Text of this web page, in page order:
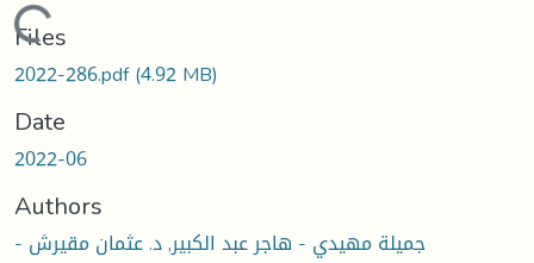
Loading...
Files
2022-286.pdf(4.92 MB)
Date
2022-06
Authors
- جميلة مهيدي - هاجر عبد الكبير, د. عثمان مقيرش